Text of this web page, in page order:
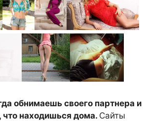
обнимаешь своего партнера и
что находишься дома. Сайты